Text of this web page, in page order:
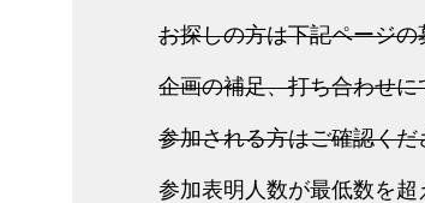
お探しの方は下記ページ
企画の補足、打ち合わせ
参加される方はご確認くだ
参加表明人数が最低数を超